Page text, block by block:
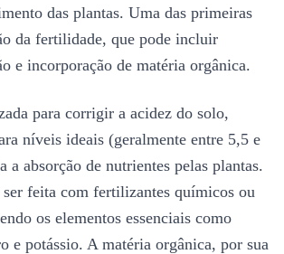
das plantas. Uma das primeiras
da fertilidade, que pode incluir
e incorporação de matéria orgânica.
para corrigir a acidez do solo,
níveis ideais (geralmente entre 5,5 e
a absorção de nutrientes pelas plantas.
ser feita com fertilizantes químicos ou
os elementos essenciais como
e potássio. A matéria orgânica, por sua